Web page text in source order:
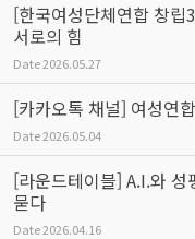
[한국여성단체연합 창
서로의 힘
Date2026.05.27
[카카오톡 채널] 여성연
Date2026.05.04
[라운드테이블] A.I.와
묻다
Date2026.04.16